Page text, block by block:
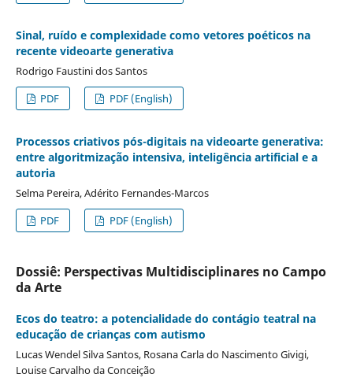
Sinal, ruído e complexidade como vetores poéticos na
recente videoarte generativa
Rodrigo Faustini dos Santos
PDF
PDF (English)
Processos criativos pós-digitais na videoarte generativa:
entre algoritmização intensiva, inteligência artificial e a
autoria
Selma Pereira, Adérito Fernandes-Marcos
PDF
PDF (English)
Dossiê: Perspectivas Multidisciplinares no Campo
da Arte
Ecos do teatro: a potencialidade do contágio teatral na
educação de crianças com autismo
Lucas Wendel Silva Santos, Rosana Carla do Nascimento Givigi,
Louise Carvalho da Conceição